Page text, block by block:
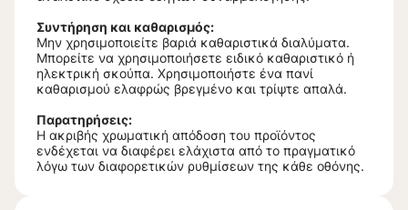
Συντήρηση και καθαρισμός:
Μην χρησιμοποιείτε βαριά καθαριστικά διαλύματα.
Μπορείτε να χρησιμοποιήσετε ειδικό καθαριστικό ή
ηλεκτρική σκούπα. Χρησιμοποιήστε ένα πανί
καθαρισμού ελαφρώς βρεγμένο και τρίψτε απαλά.
Παρατηρήσεις:
Η ακριβής χρωματική απόδοση του προϊόντος
ενδέχεται να διαφέρει ελάχιστα από το πραγματικό
λόγω των διαφορετικών ρυθμίσεων της κάθε οθόνης.